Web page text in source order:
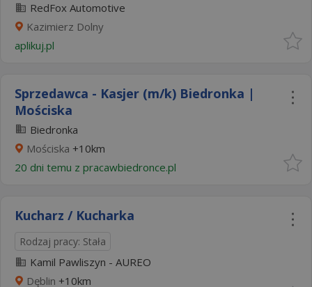
RedFox Automotive
Kazimierz Dolny
aplikuj.pl
Sprzedawca - Kasjer (m/k) Biedronka |
Mościska
Biedronka
Mościska +10km
20 dni temu z pracawbiedronce.pl
Kucharz / Kucharka
Rodzaj pracy: Stała
Kamil Pawliszyn - AUREO
Dęblin +10km